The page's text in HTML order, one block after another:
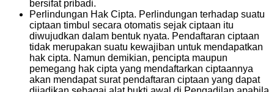
bersifat pribadi.
Perlindungan Hak Cipta. Perlindungan terhadap suatu
ciptaan timbul secara otomatis sejak ciptaan itu
diwujudkan dalam bentuk nyata. Pendaftaran ciptaan
tidak merupakan suatu kewajiban untuk mendapatkan
hak cipta. Namun demikian, pencipta maupun
pemegang hak cipta yang mendaftarkan ciptaannya
akan mendapat surat pendaftaran ciptaan yang dapat